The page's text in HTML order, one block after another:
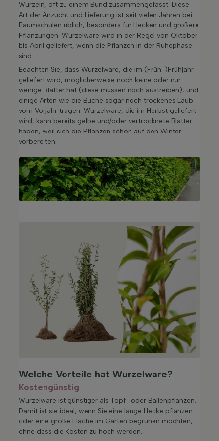
Wurzeln, oft zu einem Bund zusammengefasst. Diese
Art der Anzucht und Lieferung ist seit vielen Jahren bei
Baumschulen üblich, besonders für Hecken und größere
Pflanzungen. Wurzelware wird in der Regel von Oktober
bis April geliefert, wenn die Pflanzen in der Ruhephase
sind.
Beachten Sie, dass Wurzelware, die im (Früh-)Frühjahr
geliefert wird, möglicherweise noch keine oder nur
wenige Blätter hat (diese müssen noch austreiben), und
einige Arten wie die Buche sogar noch trockenes Laub
vom Vorjahr tragen. Wurzelware, die im Herbst geliefert
wird, kann bereits gelbe und/oder vertrocknete Blätter
haben, weil sich die Pflanzen schon auf den Winter
vorbereiten.
Welche Vorteile hat Wurzelware?
Kostengünstig
Wurzelware ist günstiger als Topf- oder Ballenpflanzen.
Damit ist sie ideal, wenn Sie eine lange Hecke pflanzen
oder eine große Fläche im Garten begrünen möchten,
ohne dass die Kosten zu hoch werden.